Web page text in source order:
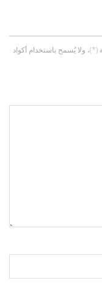
(*)، ولا يُسمح باستخدام أكواد